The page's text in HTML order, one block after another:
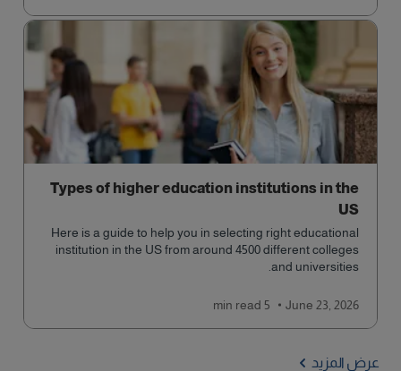
Types of higher education institutions in the
US
Here is a guide to help you in selecting right educational
institution in the US from around 4500 different colleges
and universities.
June 23, 2026
5 min
read
عرض المزيد